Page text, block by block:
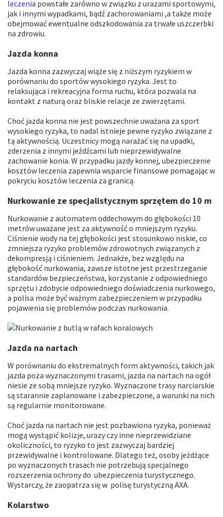
leczenia powstałe zarówno w związku z urazami sportowymi,
jak i innymi wypadkami, bądź zachorowaniami ,a także może
obejmować ewentualne odszkodowania za trwałe uszczerbki
na zdrowiu.
Jazda konna
Jazda konna zazwyczaj wiąże się z niższym ryzykiem w
porównaniu do sportów wysokiego ryzyka. Jest to
relaksująca i rekreacyjna forma ruchu, która pozwala na
kontakt z naturą oraz bliskie relacje ze zwierzętami.
Choć jazda konna nie jest powszechnie uważana za sport
wysokiego ryzyka, to nadal istnieje pewne ryzyko związane z
tą aktywnością. Uczestnicy mogą narażać się na upadki,
zderzenia z innymi jeźdźcami lub nieprzewidywalne
zachowanie konia. W przypadku jazdy konnej, ubezpieczenie
kosztów leczenia zapewnia wsparcie finansowe pomagając w
pokryciu kosztów leczenia za granicą.
Nurkowanie ze specjalistycznym sprzętem do 10 m
Nurkowanie z automatem oddechowym do głębokości 10
metrów uważane jest za aktywność o mniejszym ryzyku.
Ciśnienie wody na tej głębokości jest stosunkowo niskie, co
zmniejsza ryzyko problemów zdrowotnych związanych z
dekompresją i ciśnieniem. Jednakże, bez względu na
głębokość nurkowania, zawsze istotne jest przestrzeganie
standardów bezpieczeństwa, korzystanie z odpowiedniego
sprzętu i zdobycie odpowiedniego doświadczenia nurkowego,
a polisa może być ważnym zabezpieczeniem w przypadku
pojawienia się problemów podczas nurkowania.
Jazda na nartach
W porównaniu do ekstremalnych form aktywności, takich jak
jazda poza wyznaczonymi trasami, jazda na nartach na ogół
niesie ze sobą mniejsze ryzyko. Wyznaczone trasy narciarskie
są starannie zaplanowane i zabezpieczone, a warunki na nich
są regularnie monitorowane.
Choć jazda na nartach nie jest pozbawiona ryzyka, ponieważ
mogą wystąpić kolizje, urazy czy inne nieprzewidziane
okoliczności, to ryzyko to jest zazwyczaj bardziej
przewidywalne i kontrolowane. Dlatego też, osoby jeżdżące
po wyznaczonych trasach nie potrzebują specjalnego
rozszerzenia ochrony do ubezpieczenia turystycznego.
Wystarczy, że zaopatrza się w polisę turystyczną AXA.
Kolarstwo